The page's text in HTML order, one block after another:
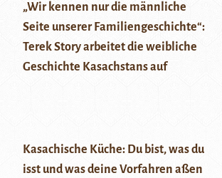
„Wir kennen nur die männliche
Seite unserer Familiengeschichte“:
Terek Story arbeitet die weibliche
Geschichte Kasachstans auf
Kasachische Küche: Du bist, was du
isst und was deine Vorfahren aßen